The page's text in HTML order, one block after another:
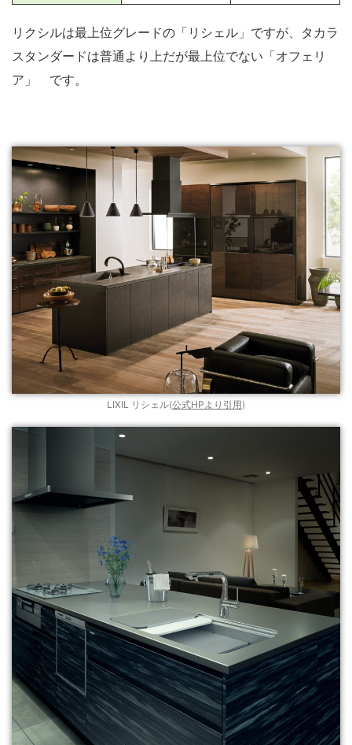
リクシルは最上位グレードの「リシェル」ですが、タカラ
スタンダードは普通より上だが最上位でない「オフェリ
ア」 です。
LIXIL リシェル(公式HPより引用)